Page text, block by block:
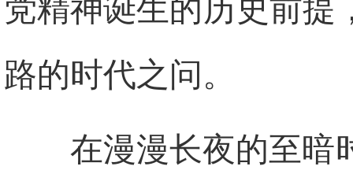
党精神诞生的历史前提
路的时代之问。
在漫漫长夜的至暗